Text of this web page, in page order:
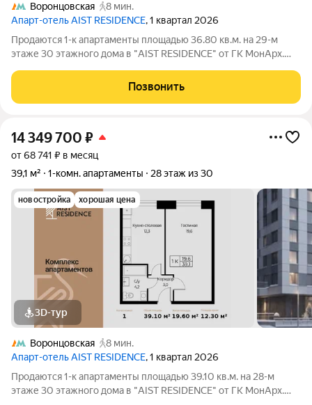
Воронцовская
8 мин.
Апарт-отель AIST RESIDENCE, 1 квартал 2026
Продаются 1-к апартаменты площадью 36.80 кв.м. на 29-м
этаже 30 этажного дома в "AIST RESIDENCE" от ГК МонАрх.
стремится к гармонии между динамичной городской жизнью и
отдыхом на природе.
Позвонить
14 349 700 ₽
от 68 741 ₽ в месяц
39,1 м²
1-комн. апартаменты 28 этаж из 30
новостройка хорошая цена
3D-тур
Воронцовская
8 мин.
Апарт-отель AIST RESIDENCE, 1 квартал 2026
Продаются 1-к апартаменты площадью 39.10 кв.м. на 28-м
этаже 30 этажного дома в "AIST RESIDENCE" от ГК МонАрх.